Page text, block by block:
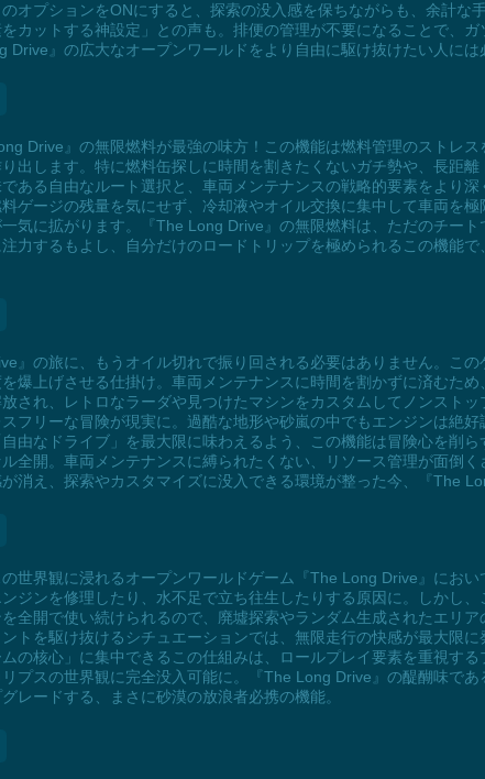
オプションをONにすると、探索の没入感を保ちながらも、余計
カットする神設定」との声も。排便の管理が不要になることで、
』の広大なオープンワールドをより自由に駆け抜けたい人には
Drive』の無限燃料が最強の味方！この機能は燃料管理のストレ
出します。特に燃料缶探しに時間を割きたくないガチ勢や、長距
ある自由なルート選択と、車両メンテナンスの戦略的要素をより
ゲージの残量を気にせず、冷却液やオイル交換に集中して車両を
気に拡がります。『The Long Drive』の無限燃料は、ただのチー
力するもよし、自分だけのロードトリップを極められるこの機能
』の旅に、もうオイル切れで振り回される必要はありません。こ
爆上げさせる仕掛け。車両メンテナンスに時間を割かずに済むた
され、レトロなラーダや見つけたマシンをカスタムしてノンスト
フリーな冒険が現実に。過酷な地形や砂嵐の中でもエンジンは絶
由なドライブ」を最大限に味わえるよう、この機能は冒険心を削
全開。車両メンテナンスに縛られたくない、リソース管理が面倒
消え、探索やカスタマイズに没入できる環境が整った今、『The
世界観に浸れるオープンワールドゲーム『The Long Drive』にお
ジンを修理したり、水不足で立ち往生したりする原因に。しかし
全開で使い続けられるので、廃墟探索やランダム生成されたエリ
トを駆け抜けるシチュエーションでは、無限走行の快感が最大限
の核心」に集中できるこの仕組みは、ロールプレイ要素を重視す
プスの世界観に完全没入可能に。『The Long Drive』の醍醐味で
レードする、まさに砂漠の放浪者必携の機能。